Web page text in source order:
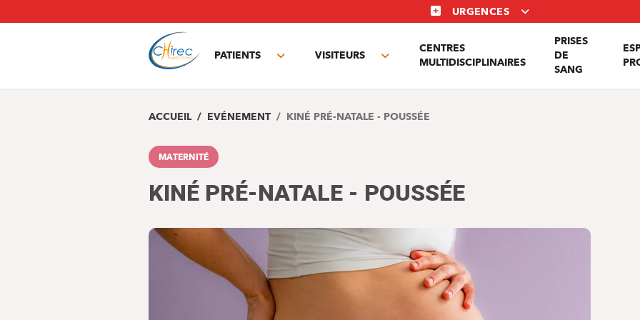
au
URGENCES
PATIENTS
Toggle
VISITEURS
Toggle
CENTRES
MULTIDISCIPLINAIRES
PRISES
DE
SANG
ACCUEIL EVÉNEMENT KINÉ PRÉ-NATALE - POUSSÉE
MATERNITÉ
KINÉ PRÉ-NATALE - POUSSÉE